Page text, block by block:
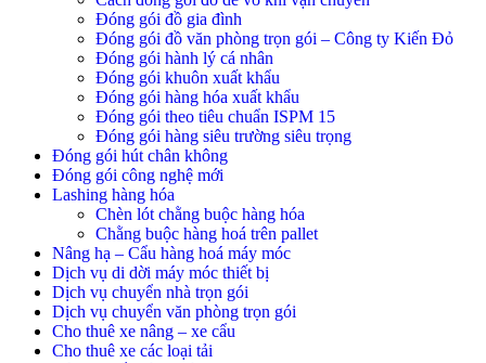
Đóng gói đồ gia đình
Đóng gói đồ văn phòng trọn gói – Công ty Kiến Đỏ
Đóng gói hành lý cá nhân
Đóng gói khuôn xuất khẩu
Đóng gói hàng hóa xuất khẩu
Đóng gói theo tiêu chuẩn ISPM 15
Đóng gói hàng siêu trường siêu trọng
Đóng gói hút chân không
Đóng gói công nghệ mới
Lashing hàng hóa
Chèn lót chằng buộc hàng hóa
Chằng buộc hàng hoá trên pallet
Nâng hạ – Cẩu hàng hoá máy móc
Dịch vụ di dời máy móc thiết bị
Dịch vụ chuyển nhà trọn gói
Dịch vụ chuyển văn phòng trọn gói
Cho thuê xe nâng – xe cẩu
Cho thuê xe các loại tải